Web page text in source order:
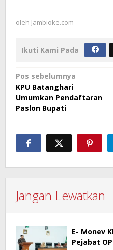
oleh Jambioke.com
Ikuti Kami Pada
Navigasi
pos
Pos sebelumnya
KPU Batanghari
Umumkan Pendaftaran
Paslon Bupati
Jangan Lewatkan
E- Monev
Pejabat